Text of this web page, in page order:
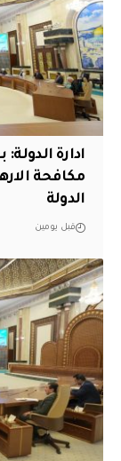
مكافحة
الدولة
قبل يومين